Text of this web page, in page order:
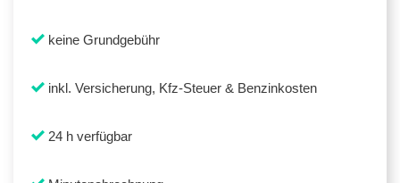
keine Grundgebühr
inkl. Versicherung, Kfz-Steuer & Benzinkosten
24 h verfügbar